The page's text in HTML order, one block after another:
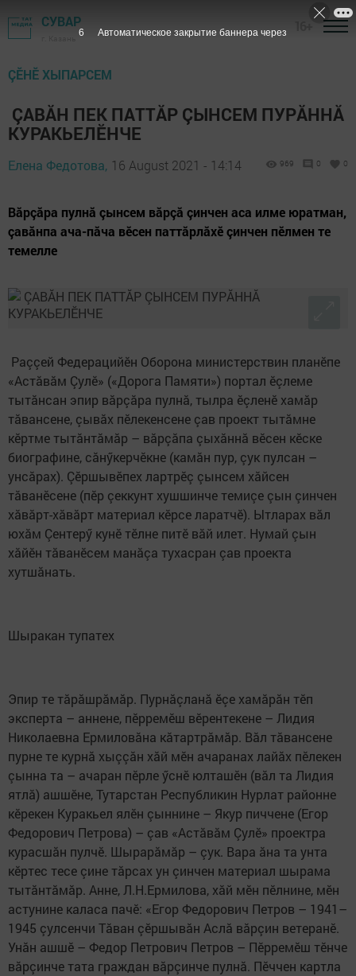
СУВАР
ÇӖНӖ ХЫПАРСЕМ
​ ÇАВĂН ПЕК ПАТТĂР ÇЫНСЕМ ПУРĂННĂ
КУРАКЬЕЛӖНЧЕ
Елена Федотова, 16 August 2021 - 14:14 969 0 0
Вăрçăра пулнă çынсем вăрçă çинчен аса илме юратман,
çавăнпа ача-пăча вӗсен паттăрлăхӗ çинчен пӗлмен те
темелле
Раççей Федерацийӗн Оборона министерствин планӗпе
«Астăвăм Çулӗ» («Дорога Памяти») портал ӗçлеме
тытăнсан эпир вăрçăра пулнă, тылра ӗçленӗ хамăр
тăвансене, çывăх пӗлекенсене çав проект тытăмне
кӗртме тытăнтăмăр – вăрçăпа çыхăннă вӗсен кӗске
биографине, сăнӳкерчӗкне (камăн пур, çук пулсан –
унсăрах). Çӗршывӗпех лартрӗç çынсем хăйсен
тăванӗсене (пӗр çеккунт хушшинче темиçе çын çинчен
хăвăрт-хăвăрт материал кӗрсе ларатчӗ). Ытларах вăл
юхăм Çентерӳ кунӗ тӗлне питӗ вăй илет. Нумай çын
хăйӗн тăванӗсем манăçа тухасран çав проекта
хутшăнать.
Шыракан тупатех
Эпир те тăрăшрăмăр. Пурнăçланă ӗçе хамăрăн тӗп
эксперта – аннене, пӗрремӗш вӗрентекене – Лидия
Николаевна Ермиловăна кăтартрăмăр. Вăл тăвансене
пурне те курнă хыççăн хăй мӗн ачаранах лайăх пӗлекен
çынна та – ачаран пӗрле ӳснӗ юлташӗн (вăл та Лидия
ятлă) ашшӗне, Тутарстан Республикин Нурлат районне
кӗрекен Куракьел ялӗн çыннине – Якур пиччене (Егор
Федорович Петрова) – çав «Астăвăм Çулӗ» проектра
курасшăн пулчӗ. Шырарăмăр – çук. Вара ăна та унта
кӗртес тесе çине тăрсах ун çинчен материал шырама
тытăнтăмăр. Анне, Л.Н.Ермилова, хăй мӗн пӗлнине, мӗн
астунине каласа пачӗ: «Егор Федорович Петров – 1941–
1945 çулсенчи Тăван çӗршывăн Аслă вăрçин ветеранӗ.
Унăн ашшӗ – Федор Петрович Петров – Пӗрремӗш тӗнче
вăрçинче тата граждан вăрçинче пулнă. Пӗччен картла
5 Автоматическое закрытие баннера через